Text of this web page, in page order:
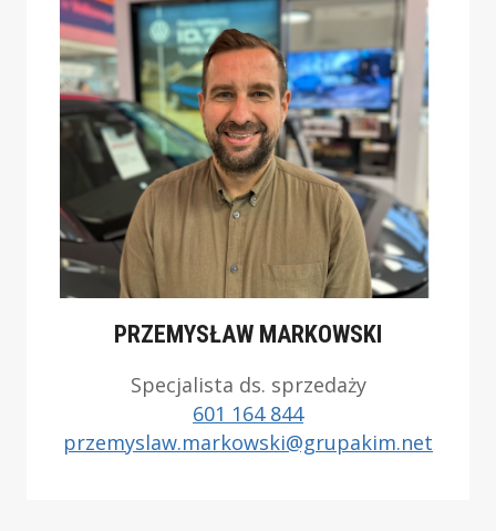
PRZEMYSŁAW MARKOWSKI
Specjalista ds. sprzedaży
601 164 844
przemyslaw.markowski@grupakim.net